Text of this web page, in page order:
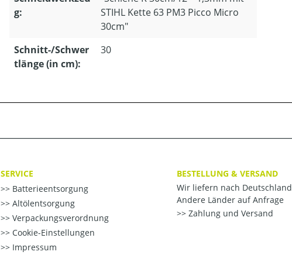
g:
STIHL Kette 63 PM3 Picco Micro
30cm"
Schnitt-/Schwer
tlänge (in cm):
30
SERVICE
Batterieentsorgung
Altölentsorgung
Verpackungsverordnung
Cookie-Einstellungen
Impressum
BESTELLUNG & VERSAND
Wir liefern nach Deutschland
Andere Länder auf Anfrage
Zahlung und Versand